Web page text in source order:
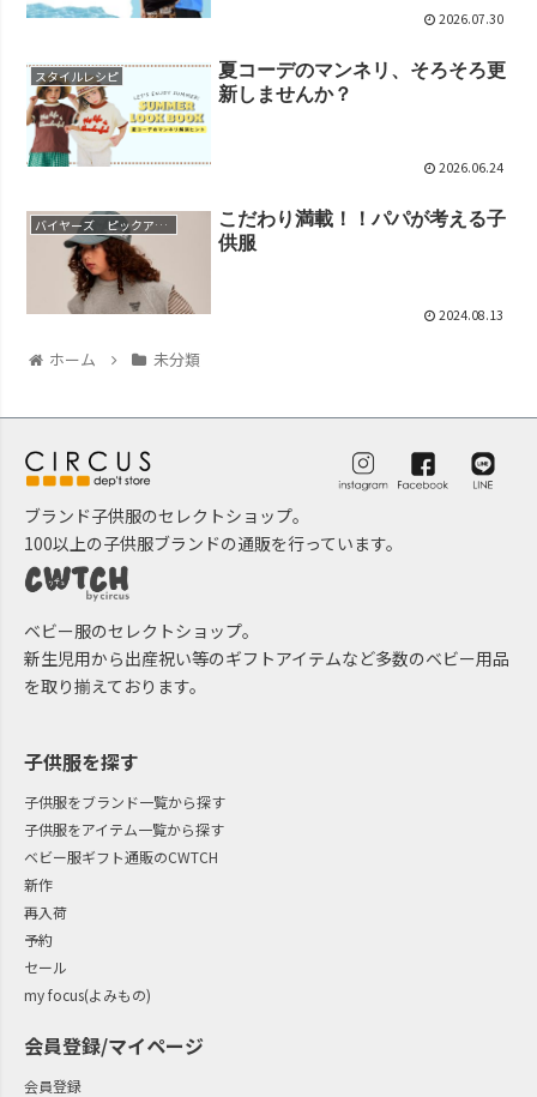
2026.07.30
スタイルレシピ
夏コーデのマンネリ、そろそろ更
新しませんか？
2026.06.24
バイヤーズ ピックアップ
こだわり満載！！パパが考える子
供服
2024.08.13
ホーム 未分類
ブランド子供服のセレクトショップ。
100以上の子供服ブランドの通販を行っています。
ベビー服のセレクトショップ。
新生児用から出産祝い等のギフトアイテムなど多数のベビー用品
を取り揃えております。
子供服を探す
子供服をブランド一覧から探す
子供服をアイテム一覧から探す
ベビー服ギフト通販のCWTCH
新作
再入荷
予約
セール
my focus(よみもの)
会員登録/マイページ
会員登録